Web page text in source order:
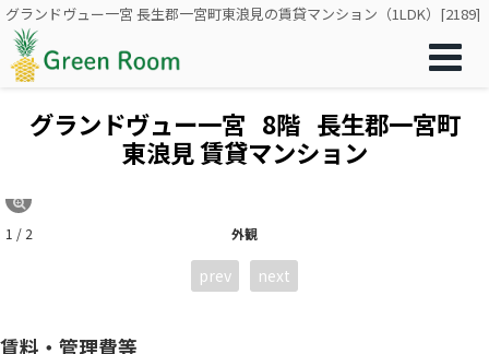
グランドヴュー一宮 長生郡一宮町東浪見の賃貸マンション（1LDK）[2189]
グランドヴュー一宮 8階 長生郡一宮町
東浪見 賃貸マンション
外観
1 / 2
prev next
賃料・管理費等